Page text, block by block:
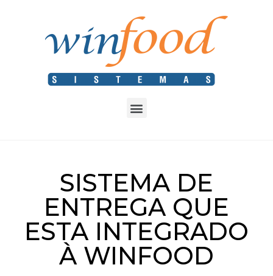
SISTEMA DE
ENTREGA QUE
ESTA INTEGRADO
À WINFOOD